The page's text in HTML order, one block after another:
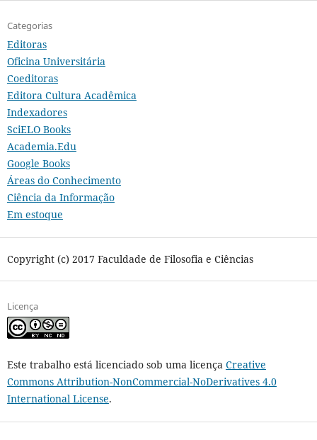
Categorias
Editoras
Oficina Universitária
Coeditoras
Editora Cultura Acadêmica
Indexadores
SciELO Books
Academia.Edu
Google Books
Áreas do Conhecimento
Ciência da Informação
Em estoque
Copyright (c) 2017 Faculdade de Filosofia e Ciências
Licença
Este trabalho está licenciado sob uma licença Creative
Commons Attribution-NonCommercial-NoDerivatives 4.0
International License.